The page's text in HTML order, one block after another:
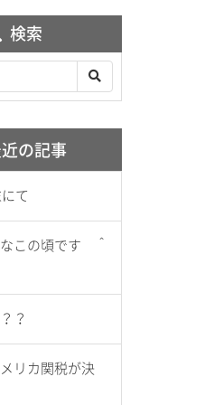
検索
の記事
て
この頃です ＾
？
リカ関税が決